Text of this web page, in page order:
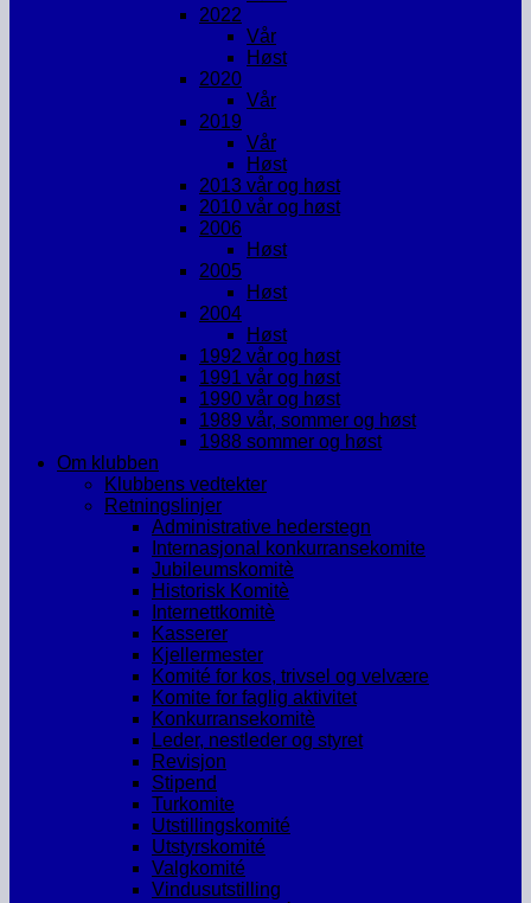
2022
Vår
Høst
2020
Vår
2019
Vår
Høst
2013 vår og høst
2010 vår og høst
2006
Høst
2005
Høst
2004
Høst
1992 vår og høst
1991 vår og høst
1990 vår og høst
1989 vår, sommer og høst
1988 sommer og høst
Om klubben
Klubbens vedtekter
Retningslinjer
Administrative hederstegn
Internasjonal konkurransekomite
Jubileumskomitè
Historisk Komitè
Internettkomitè
Kasserer
Kjellermester
Komité for kos, trivsel og velvære
Komite for faglig aktivitet
Konkurransekomitè
Leder, nestleder og styret
Revisjon
Stipend
Turkomite
Utstillingskomité
Utstyrskomité
Valgkomité
Vindusutstilling